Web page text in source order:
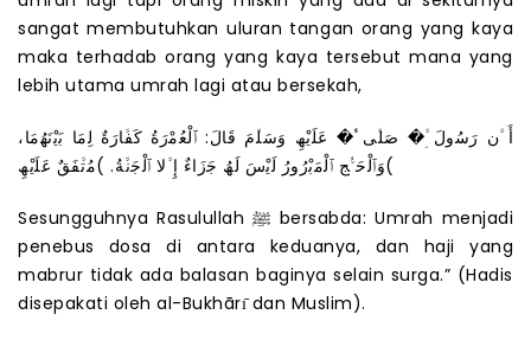
sangat membutuhkan uluran tangan orang yang kaya
maka terhadab orang yang kaya tersebut mana yang
lebih utama umrah lagi atau bersekah,
أَ ﱠن رَﺳُولَ ﱠِ� ﺻَﻠﱠﻰ ﱠُ� ﻋَﻠَﯾْﮫِ وَﺳَﻠﱠمَ ﻗَﺎلَ: ٱﻟْﻌُﻣْرَةُ ﻛَﻔﱠﺎرَةٌ ﻟِﻣَﺎ ﺑَﯾْﻧَﮭُﻣَﺎ،
وَٱﻟْﺣَ ﱡﺞ ٱﻟْﻣَﺑْرُورُ ﻟَﯾْسَ ﻟَﮫُ ﺟَزَاءٌ إِ ﱠﻻ ٱﻟْﺟَﻧﱠﺔُ. )ﻣُﺗﱠﻔَﻖٌ ﻋَﻠَﯾْﮫِ(
Sesungguhnya Rasulullah ﷺ bersabda: Umrah menjadi
penebus dosa di antara keduanya, dan haji yang
mabrur tidak ada balasan baginya selain surga.” (Hadis
disepakati oleh al-Bukhārı̄ dan Muslim).